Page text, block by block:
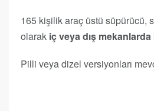
165 kişilik araç üstü süpürücü,
olarak iç veya dış mekanlarda
Pilli veya dizel versiyonları